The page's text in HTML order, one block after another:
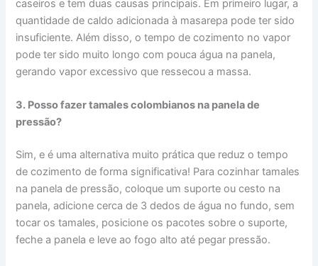
caseiros e tem duas causas principais. Em primeiro lugar, a
quantidade de caldo adicionada à masarepa pode ter sido
insuficiente. Além disso, o tempo de cozimento no vapor
pode ter sido muito longo com pouca água na panela,
gerando vapor excessivo que ressecou a massa.
3. Posso fazer tamales colombianos na panela de
pressão?
Sim, e é uma alternativa muito prática que reduz o tempo
de cozimento de forma significativa! Para cozinhar tamales
na panela de pressão, coloque um suporte ou cesto na
panela, adicione cerca de 3 dedos de água no fundo, sem
tocar os tamales, posicione os pacotes sobre o suporte,
feche a panela e leve ao fogo alto até pegar pressão.